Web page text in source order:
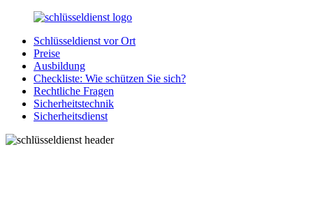
Zurück
Inhalt
SchluesseldienstDirekt.de
Ihre
Notlage
wird
gelöst!
Schlüsseldienst vor Ort
Preise
Ausbildung
Checkliste: Wie schützen Sie sich?
Rechtliche Fragen
Sicherheitstechnik
Sicherheitsdienst